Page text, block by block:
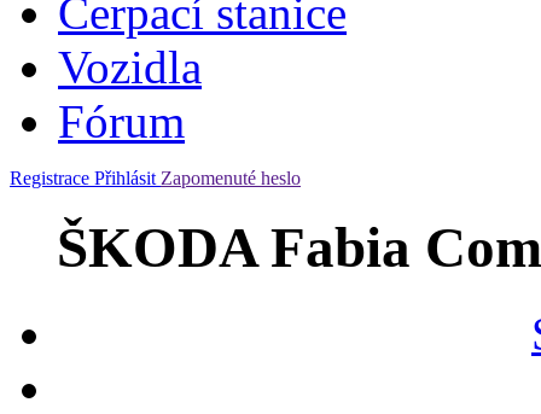
Čerpací stanice
Vozidla
Fórum
Registrace Přihlásit Zapomenuté heslo
ŠKODA Fabia